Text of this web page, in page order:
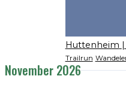
Huttenheim
Trailrun
November 2026